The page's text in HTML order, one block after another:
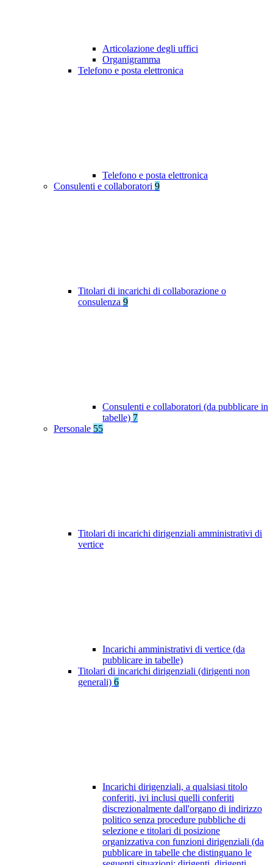
Articolazione degli uffici
Organigramma
Telefono e posta elettronica
Telefono e posta elettronica
Consulenti e collaboratori 9
Titolari di incarichi di collaborazione o
consulenza 9
Consulenti e collaboratori (da pubblicare in
tabelle) 7
Personale 55
Titolari di incarichi dirigenziali amministrativi di
vertice
Incarichi amministrativi di vertice (da
pubblicare in tabelle)
Titolari di incarichi dirigenziali (dirigenti non
generali) 6
Incarichi dirigenziali, a qualsiasi titolo
conferiti, ivi inclusi quelli conferiti
discrezionalmente dall'organo di indirizzo
politico senza procedure pubbliche di
selezione e titolari di posizione
organizzativa con funzioni dirigenziali (da
pubblicare in tabelle che distinguano le